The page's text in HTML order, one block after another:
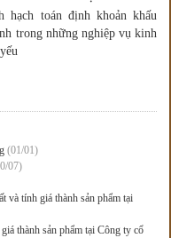
hạch toán định khoản khấu
trong những nghiệp vụ kinh
(01/01)
07)
và tính giá thành sản phẩm tại
thành sản phẩm tại Công ty cổ